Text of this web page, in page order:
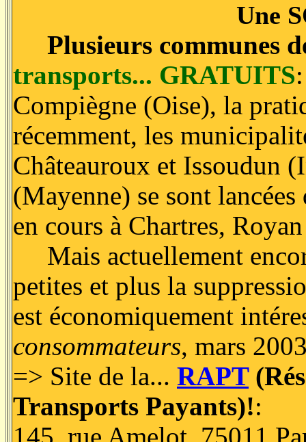
Une
Plusieurs communes
transports... GRATUITS
Compiègne (Oise), la
récemment, les
Châteauroux et Issoudun
(Mayenne) se sont
en cours à Chartres,
Mais actuellement
petites et plus la
est économiquement
consommateurs, mars
=> Site de la... RAPT
Transports Payants)!: